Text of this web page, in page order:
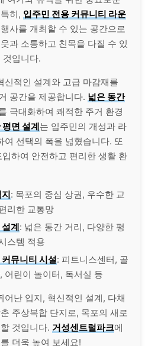
히, 입주민 전용 커뮤니티 라운
사를 개최할 수 있는 공간으로
과 소통하고 친목을 다질 수 있
것입니다.
신적인 설계와 고급 마감재를
공간을 제공합니다. 넓은 동간
극대화하여 쾌적한 주거 환경
면 설계는 입주민의 개성과 라
여 선택의 폭을 넓혔습니다. 또
입하여 안전하고 편리한 생활 환
: 목포의 중심 상권, 우수한 교
리한 교통망
계: 넓은 동간 거리, 다양한 평
스템 적용
뮤니티 시설: 피트니스센터, 골
어린이 놀이터, 독서실 등
어난 입지, 혁신적인 설계, 다채
주상복합 단지로, 목포의 새로
것입니다. 거성센트럴파크에
더욱 높여 보세요!